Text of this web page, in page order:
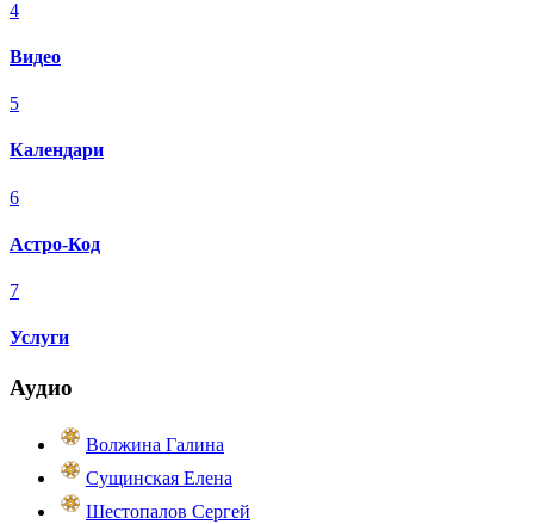
4
Видео
5
Календари
6
Астро-Код
7
Услуги
Аудио
Волжина Галина
Сущинская Елена
Шестопалов Сергей